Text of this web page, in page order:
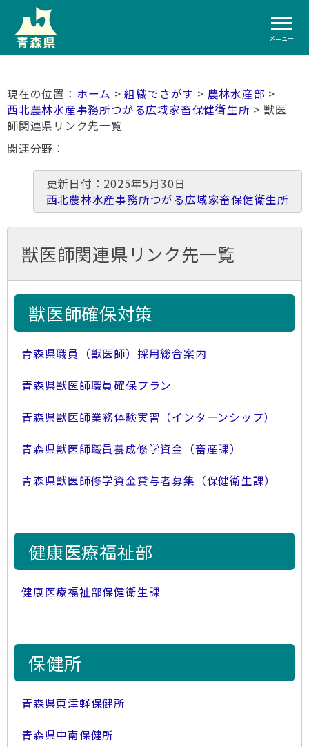
メニュー
ホーム >組織でさがす > 農林水産部 >
西北農林水産事務所つがる広域家畜保健衛生所 > 獣医
師関連県リンク先一覧
関連分野
更新日付：2025年5月30日
西北農林水産事務所つがる広域家畜保健衛生所
獣医師関連県リンク先一覧
獣医師確保対策
青森県職員（獣医師）採用総合案内
青森県獣医師職員確保プラン
青森県獣医師業務体験実習（インターンシップ）
青森県獣医師職員養成修学資金（畜産課）
青森県獣医師修学資金貸与者募集（保健衛生課）
健康医療福祉部
健康医療福祉部保健衛生課
保健所
青森県東津軽保健所
青森県中南保健所